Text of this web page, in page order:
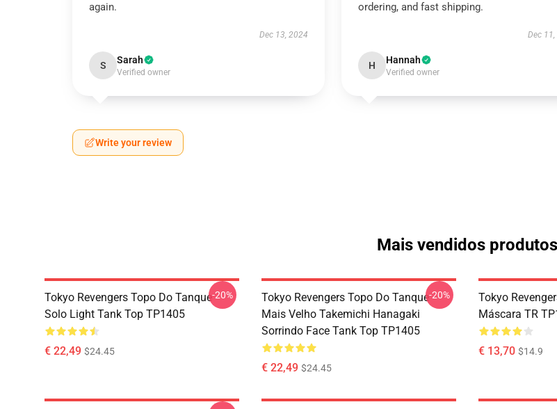
again.
Dec 13, 2024
S Sarah
Verified owner
ordering, and fast shipping.
Dec
H Hannah
Verified owner
Write your review
Mais vendidos produtos
Tokyo Revengers Topo Do Tanque -
Solo Light Tank Top TP1405
€ 22,49 $24.45
-20%
Tokyo Revengers Topo Do Tanque -
Mais Velho Takemichi Hanagaki
Sorrindo Face Tank Top TP1405
€ 22,49 $24.45
-20%
Tokyo
Máscara TR
€ 13,70 $14.9